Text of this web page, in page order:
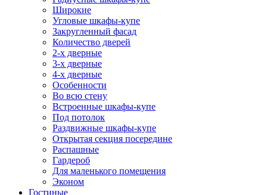
Широкие
Угловые шкафы-купе
Закругленный фасад
Количество дверей
2-х дверные
3-х дверные
4-х дверные
Особенности
Во всю стену
Встроенные шкафы-купе
Под потолок
Раздвижные шкафы-купе
Открытая секция посередине
Распашные
Гардероб
Для маленького помещения
Эконом
Гостиные